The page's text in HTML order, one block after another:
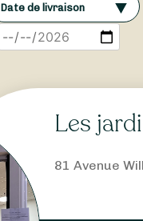
Date de livraison
Les
81 Avenue